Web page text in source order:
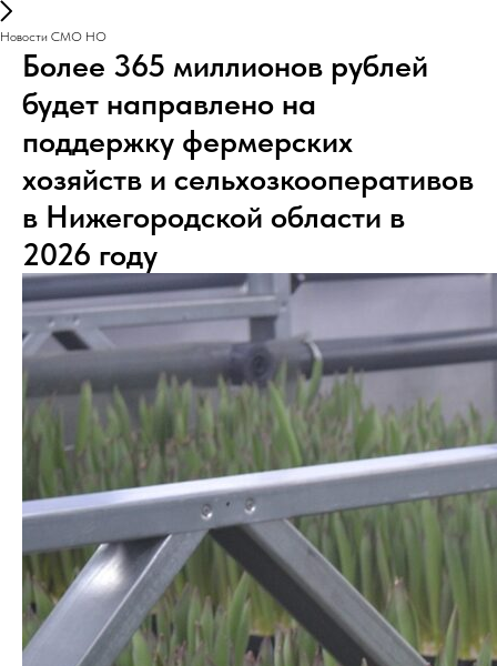
Новости СМО НО
Более 365 миллионов рублей
будет направлено на
поддержку фермерских
хозяйств и сельхозкооперативов
в Нижегородской области в
2026 году